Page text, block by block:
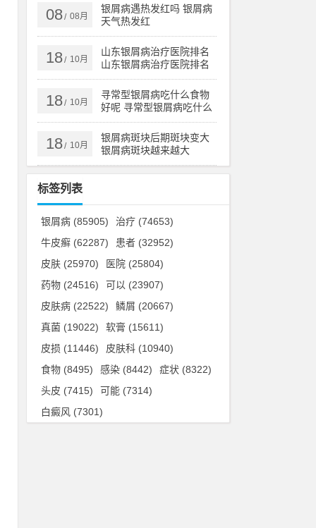
08/ 08月
银屑病遇热发红吗 银屑病
天气热发红
18/ 10月
山东银屑病治疗医院排名
山东银屑病治疗医院排名
榜
18/ 10月
寻常型银屑病吃什么食物
好呢 寻常型银屑病吃什么
药效果好
18/ 10月
银屑病斑块后期斑块变大
银屑病斑块越来越大
标签列表
银屑病 (85905) 治疗 (74653)
牛皮癣 (62287) 患者 (32952)
皮肤 (25970) 医院 (25804)
药物 (24516) 可以 (23907)
皮肤病 (22522) 鳞屑 (20667)
真菌 (19022) 软膏 (15611)
皮损 (11446) 皮肤科 (10940)
食物 (8495) 感染 (8442) 症状 (8322)
头皮 (7415) 可能 (7314)
白癜风 (7301)